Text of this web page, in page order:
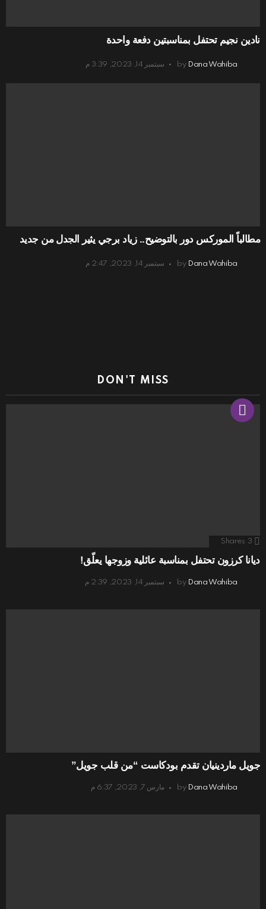
نادين نجيم تحتفل بمناسبتين دفعة واحدة
by Dana Wahiba سبتمبر 14, 2023, 3:39 م
مطالباً الموركس دور بالتوضيح.. زياد برجي يثير الجدل من جديد
by Dana Wahiba سبتمبر 14, 2023, 2:47 م
DON'T MISS
3
Shares
ديانا كرزون تحتفل بمناسبة عائلية وزوجها يعلّق!
by Dana Wahiba سبتمبر 14, 2023, 2:39 م
جويل ماردينيان تقدم بودكاست “من قلب جويل”
by Dana Wahiba مارس 7, 2023, 6:37 م